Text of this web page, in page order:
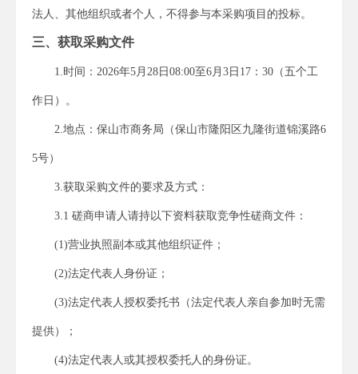
法人、其他组织或者个人，不得参与本采购项目的投标。
三、获取采购文件
1.时间：2026年5 月 28 日08:00至6月3日17：30（五个工
作日）。
2.地点： 保山市商务局（保山市隆阳区 九隆街道锦溪路6
5号）
3.获取采购文件的要求及方式：
3.1 磋商申请人请持以下资料获取竞争性磋商文件：
(1)营业执照副本或其他组织证件 ；
(2)法定代表人身份证；
(3)法定代表人授权委托书（法定代表人亲自参加时无需
提供）；
(4)法定代表人或其授权委托人的身份证。